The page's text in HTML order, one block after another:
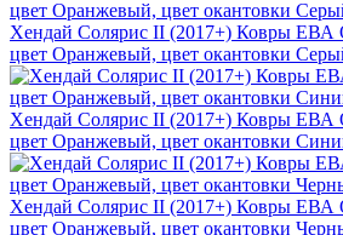
Хендай Солярис II (2017+) Ковры
цвет Оранжевый, цвет окантовки
Хендай Солярис II (2017+) Ковры
цвет Оранжевый, цвет окантовки
Хендай Солярис II (2017+) Ковры
цвет Оранжевый, цвет окантовки